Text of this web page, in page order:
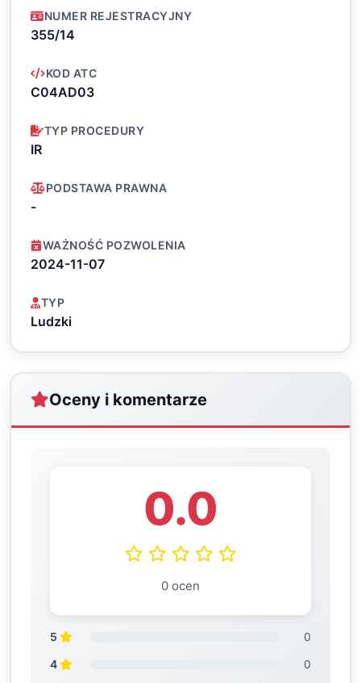
NUMER REJESTRACYJNY
355/14
KOD ATC
C04AD03
TYP PROCEDURY
IR
PODSTAWA PRAWNA
-
WAŻNOŚĆ POZWOLENIA
2024-11-07
TYP
Ludzki
Oceny i komentarze
0.0
0 ocen
5
0
4
0